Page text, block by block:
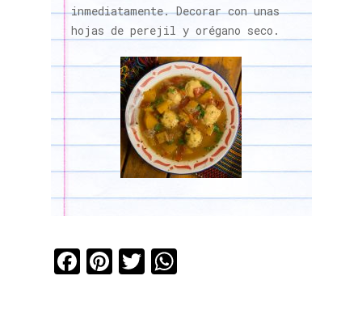
inmediatamente. Decorar con unas
hojas de perejil y orégano seco.
Facebook
Pinterest
Twitter
WhatsApp